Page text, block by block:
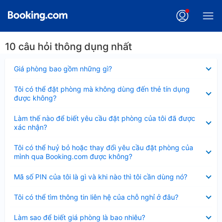
10 câu hỏi thông dụng nhất
Giá phòng bao gồm những gì?
thu
Tôi có thể đặt phòng mà không dùng đến thẻ tín dụng
được không?
thu
gọn
Làm thế nào để biết yêu cầu đặt phòng của tôi đã được
xác nhận?
thu
gọn
Tôi có thể huỷ bỏ hoặc thay đổi yêu cầu đặt phòng của
mình qua Booking.com được không?
thu
gọn
Mã số PIN của tôi là gì và khi nào thì tôi cần dùng nó?
thu
Tôi có thể tìm thông tin liên hệ của chỗ nghỉ ở đâu?
thu
Làm sao để biết giá phòng là bao nhiêu?
thu